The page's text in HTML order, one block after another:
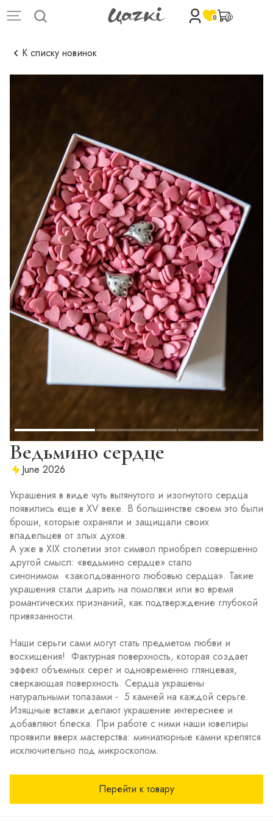
0 0
К списку новинок
Ведьмино сердце
June 2026
Украшения в виде чуть вытянутого и изогнутого сердца
появились еще в XV веке. В большинстве своем это были
броши, которые охраняли и защищали своих
владельцев от злых духов.
А уже в XIX столетии этот символ приобрел совершенно
другой смысл: «ведьмино сердце» стало
синонимом «заколдованного любовью сердца». Такие
украшения стали дарить на помолвки или во время
романтических признаний, как подтверждение глубокой
привязанности.
Наши серьги сами могут стать предметом любви и
восхищения! Фактурная поверхность, которая создает
эффект объемных серег и одновременно глянцевая,
сверкающая поверхность. Сердца украшены
натуральными топазами - 5 камней на каждой серьге.
Изящные вставки делают украшение интереснее и
добавляют блеска. При работе с ними наши ювелиры
проявили вверх мастерства: миниатюрные камни крепятся
исключительно под микроскопом.
Перейти к товару